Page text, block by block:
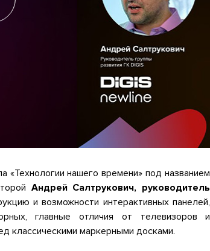
«Технологии нашего времени» под названием
Андрей Салтрукович, руководитель
и возможности интерактивных панелей,
главные отличия от телевизоров и
классическими маркерными досками.